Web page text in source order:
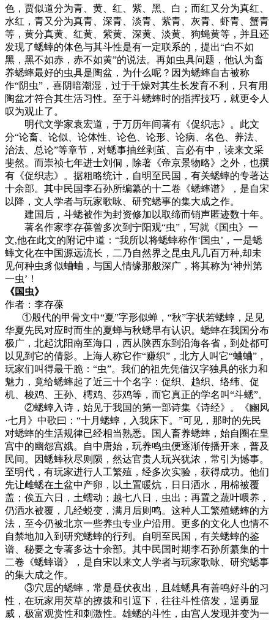
色，贾似道分为青、黄、红、紫、黑、白；而红又分为真红、
水红，青又分为真青、深青、淡青、紫青、灰青、虾青、蟹青
等，黄分真黄、红黄、紫黄、深黄、淡黄、狗蝇黄等，并且还
发现了蟋蟀的体色与其斗性是有一定联系的，提出“白不如
黑，黑不如赤，赤不如黄”的说法。再如虫具问题，他认为畜
养蟋蟀最好的虫具是陶盆，为什么呢？因为蟋蟀自古被称
作“阴虫”，喜阴暗潮湿，过于干燥对其生长发育不利，只有用
陶盆才符合其生活习性。至于斗蟋蟀时的指挥技巧，就更令人
叹为观止了。
明代文学家袁宏道，于万历年间著有《促织志》。此文
分“论畜、论似、论体性、论色、论形、论病、名色、养法、
治法、总论”等章节，对蟋事抽丝剥茧、言必有中，读来文采
斐然。而崇祯七年进士刘侗，除著《帝京景物略》之外，也撰
有《促织志》。据粗略统计，自明至民国，有关蟋蟀的专著达
十余部。其中民国李石孙所编纂的十二卷《蟋蟀谱》，是自宋
以降，文人学者与玩家歌咏、研究蟋事的集大成之作。
建国后，斗蟋被作为封资修加以取缔而销声匿迹数十年。
著名作家李存葆曾多次到宁阳观“虫”，写就《国虫》一
文,他在此文的附记中道：“我所以将蟋蟀称作‘国虫’，一是蟋
蟀文化在中国源远流长，二乃自然界之昆虫凡几百万种,却未
见何种虫豸似蛐蛐，与国人情缘那般深广，将其称为‘神州第
一虫’！
《国虫》
作者：李存葆
①殷代的甲骨文中“夏”字形似蝉，“秋”字状若蟋蟀，足见
华夏先民对应时而生的夏蝉与秋蟋早有认识。蟋蟀在我国分布
极广，北起沈阳南至海口，西从陕西东到沿海各省，到处都可
以见到它的倩影。上海人称它作“赚织”，北方人叫它“蛐蛐”，
玩家们叫得最干脆：“虫”。我们的祖先凭借汉字独具的张力和
魅力，竟给蟋蟀起了近三十个名字：促织、趋织、络纬、促
机、梭鸡、王孙、樗鸡、莎鸡等，而它真正的学名叫“斗蟋”。
②蟋蟀入诗，始见于我国的第一部诗集《诗经》。《豳风
·七月》中歌曰：“十月蟋蟀，入我床下。”可见，那时的先民
对蟋蟀的生活规律已经相当熟悉。国人畜养蟋蟀，始自圈在皇
宫中的幽怨宫娥。自中唐始，玩养鸣虫便逐渐传播开来，普及
民间。因蟋蟀秋尽则陨，然达官贵人玩兴犹浓，常引为憾事。
至明代，有玩家进行人工繁殖，经多次实验，获得成功。他们
先让雌蟋在土盆中产卵，以土置暖炕，日日洒水，用棉被覆
盖；俟五六日，土蠕动；越七八日，虫出；再置之蔬叶喂养，
仍洒水被覆，几经蜕变，满月后则鸣。这种人工繁殖蟋蟀的方
法，至今仍被北京一些养虫专业户沿用。更多的文化人也情不
自禁地加入到研究蟋蟀的行列。自明至民国，有关蟋蟀的鉴
谱、秘要之专著多达十余部。其中民国时期李石孙所纂集的十
二卷《蟋蟀谱》，是自宋以来文人学者与玩家歌咏、研究蟋事
的集大成之作。
③穴居的蟋蟀，常是昼伏夜出，且雄蟋具有善鸣好斗的习
性，在玩家用芡草的撩拨和引逗下，往往斗性倍发，逞勇显
威，极富观赏性和刺激性。雄蟋的斗性，由宫人发现并变为一